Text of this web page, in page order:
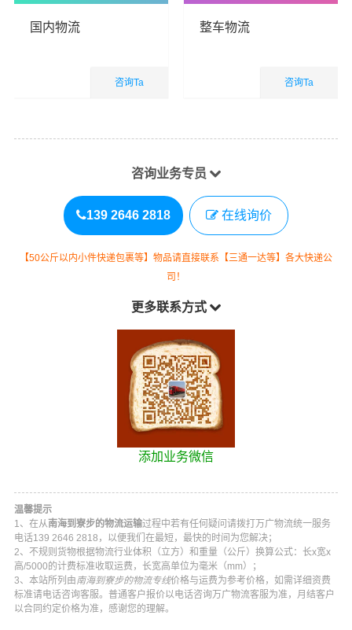
国内物流
咨询Ta
整车物流
咨询Ta
咨询业务专员
139 2646 2818 在线询价
【50公斤以内小件快递包裹等】物品请直接联系【三通一达等】各大快递公
司！
更多联系方式
添加业务微信
温馨提示
1、在从南海到寮步的物流运输过程中若有任何疑问请拨打万广物流统一服务
电话139 2646 2818 ，以便我们在最短，最快的时间为您解决；
2、不规则货物根据物流行业体积（立方）和重量（公斤）换算公式：长x宽x
高/5000的计费标准收取运费，长宽高单位为毫米（mm）；
3、本站所列由南海到寮步的物流专线价格与运费为参考价格，如需详细资费
标准请电话咨询客服。普通客户报价以电话咨询万广物流客服为准，月结客户
以合同约定价格为准，感谢您的理解。